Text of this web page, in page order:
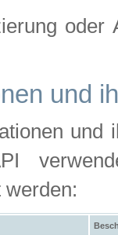
und
und
werden: